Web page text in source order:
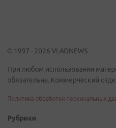
© 1997 - 2026 VLADNEWS
При любом использовании
обязательна. Коммерческий
Политика обработки персональных
Рубрики